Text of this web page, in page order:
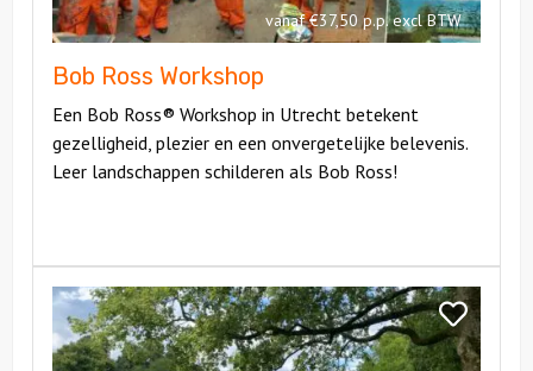
vanaf €37,50 p.p. excl BTW
Bob Ross Workshop
Een Bob Ross® Workshop in Utrecht betekent
gezelligheid, plezier en een onvergetelijke belevenis.
Leer landschappen schilderen als Bob Ross!
Bekijk
Graffiti
Graffiti
Workshop